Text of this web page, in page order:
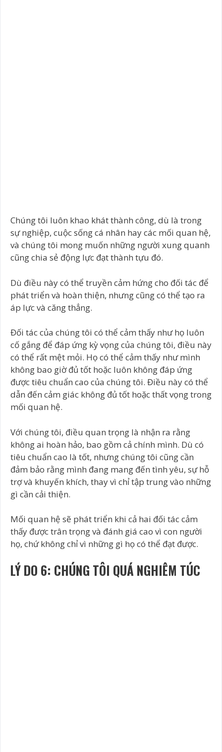
Chúng tôi luôn khao khát thành công, dù là trong
sự nghiệp, cuộc sống cá nhân hay các mối quan hệ,
và chúng tôi mong muốn những người xung quanh
cũng chia sẻ động lực đạt thành tựu đó.
Dù điều này có thể truyền cảm hứng cho đối tác để
phát triển và hoàn thiện, nhưng cũng có thể tạo ra
áp lực và căng thẳng.
Đối tác của chúng tôi có thể cảm thấy như họ luôn
cố gắng để đáp ứng kỳ vọng của chúng tôi, điều này
có thể rất mệt mỏi. Họ có thể cảm thấy như mình
không bao giờ đủ tốt hoặc luôn không đáp ứng
được tiêu chuẩn cao của chúng tôi. Điều này có thể
dẫn đến cảm giác không đủ tốt hoặc thất vọng trong
mối quan hệ.
Với chúng tôi, điều quan trọng là nhận ra rằng
không ai hoàn hảo, bao gồm cả chính mình. Dù có
tiêu chuẩn cao là tốt, nhưng chúng tôi cũng cần
đảm bảo rằng mình đang mang đến tình yêu, sự hỗ
trợ và khuyến khích, thay vì chỉ tập trung vào những
gì cần cải thiện.
Mối quan hệ sẽ phát triển khi cả hai đối tác cảm
thấy được trân trọng và đánh giá cao vì con người
họ, chứ không chỉ vì những gì họ có thể đạt được.
LÝ DO 6: CHÚNG TÔI QUÁ NGHIÊM TÚC